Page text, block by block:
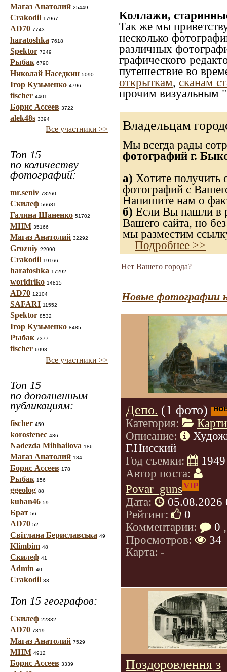
Магаз Анатолий 25449
Crakodil 17967
AD70 7743
haratoshka 7618
Spektor 7249
Рыбак 6790
Николай Наседкин 5090
Ігор Кузьменко 4796
fischer 4401
Борис Ассеев 3722
alek48s 3394
Все участники >>
Топ 15
по количеству
фотографий:
mr.seniv 78260
Скилеф 56681
Галина Шаненко 51702
МНМ 35166
Магаз Анатолий 32292
Grozniy 22990
Crakodil 19166
haratoshka 17292
worldriko 14815
AD70 12104
SAFARI 11552
Spektor 8532
Ігор Кузьменко 8485
Рыбак 7377
fischer 6098
Все участники >>
Топ 15
по дополненным
публикациям:
fischer 459
korostenec 436
Nadezda Mihhailova 186
Магаз Анатолий 184
Борис Ассеев 178
Рыбак 156
ggeolog 88
kuban46 59
Брат 56
AD70 52
Світлана Бериславська 49
Klimbim 48
Скилеф 41
Admin 40
Crakodil 33
Топ 15 географов:
Скилеф 22332
AD70 7819
Магаз Анатолий 7529
МНМ 4912
Борис Ассеев 3339
Коллажи,
Так же мы
несколько
различных
графического
путешествие во
открыткам, сканам
прочим визуальным
Владельцам
Мы всегда рады
фотографий г.
а) Хотите получить
фотографий с
Напишите нам о
б) Если Вы нашли в
Вашего сайта, но
мы разместим
Подробнее >>
Нет Вашего города?
Новые фотографии
Депо. (1 фото)
Категория:
Описание:
Г.Нисский
Год съемки:
1949
Автор поста:
Povar_gunsVIP
Дата:
05.08.2026
Рейтинг:
0
Комментарии:
0 ,
Просмотров:
34
Карта: -
Поздоровлення з